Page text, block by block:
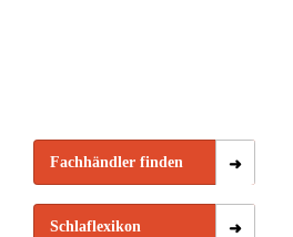
Fachhändler finden
Schlaflexikon